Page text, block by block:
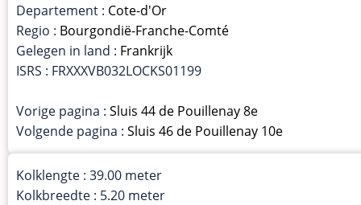
Departement : Cote-d'Or
Regio : Bourgondië-Franche-Comté
Gelegen in land : Frankrijk
ISRS : FRXXXVB032LOCKS01199
Vorige pagina : Sluis 44 de Pouillenay 8e
Volgende pagina : Sluis 46 de Pouillenay 10e
Kolklengte : 39.00 meter
Kolkbreedte : 5.20 meter